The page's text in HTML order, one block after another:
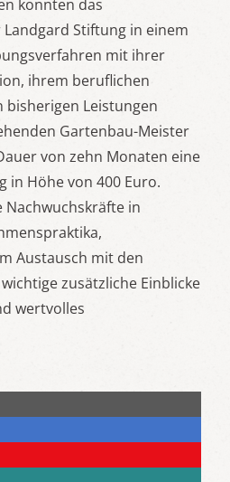
konnten das
Stiftung in einem
mit ihrer
ihrem beruflichen
Leistungen
Gartenbau-Meister
von zehn Monaten eine
in Höhe von 400 Euro.
in
Austausch mit den
zusätzliche Einblicke
wertvolles